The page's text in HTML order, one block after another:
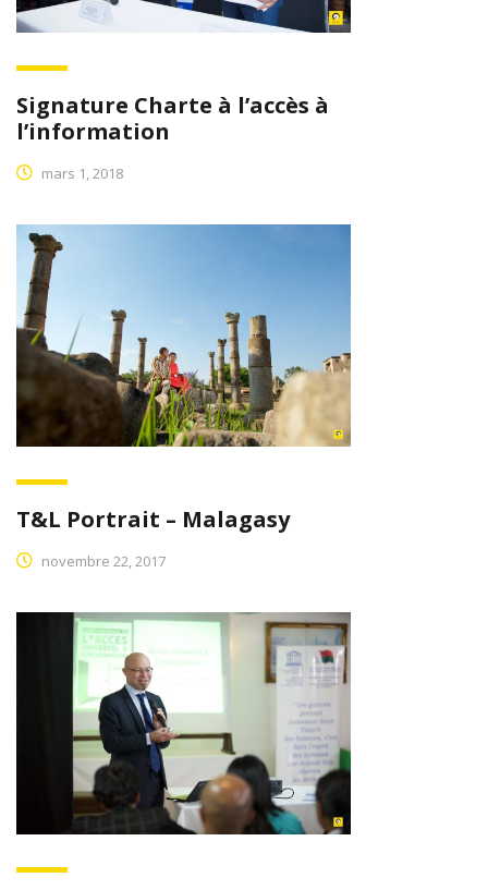
Signature Charte à l’accès à
l’information
mars 1, 2018
T&L Portrait – Malagasy
novembre 22, 2017